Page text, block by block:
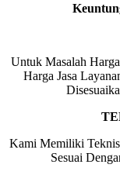
Untuk Masalah
Harga Jasa
Kami Memiliki
Sesuai